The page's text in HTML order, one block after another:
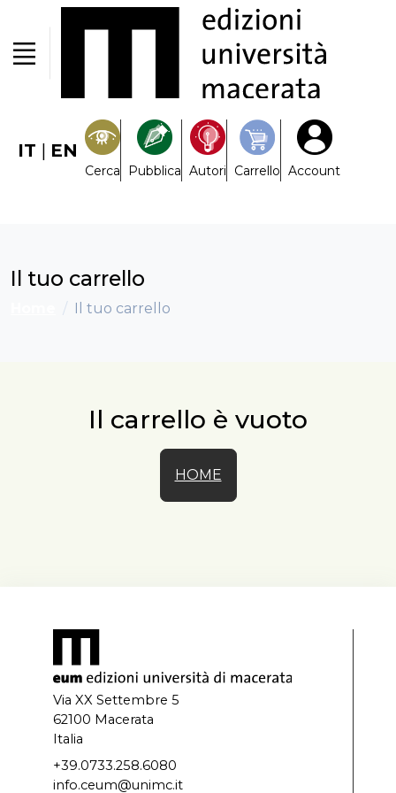
IT | EN
Cerca Pubblica Autori Carrello Account
Il tuo carrello
Il tuo carrello
Il carrello è vuoto
HOME
Via XX Settembre 5
62100 Macerata
Italia
+39.0733.258.6080
info.ceum@unimc.it